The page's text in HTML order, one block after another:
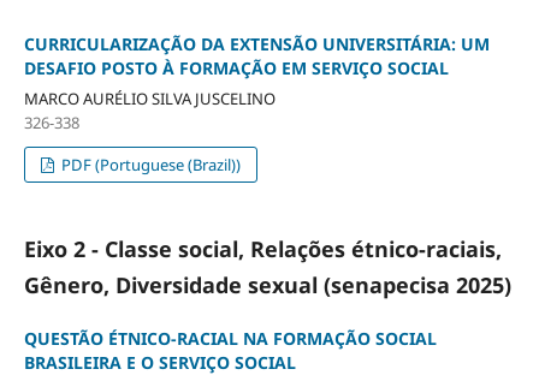
CURRICULARIZAÇÃO DA EXTENSÃO UNIVERSITÁRIA: UM
DESAFIO POSTO À FORMAÇÃO EM SERVIÇO SOCIAL
MARCO AURÉLIO SILVA JUSCELINO
326-338
PDF (Portuguese (Brazil))
Eixo 2 - Classe social, Relações étnico-raciais,
Gênero, Diversidade sexual (senapecisa 2025)
QUESTÃO ÉTNICO-RACIAL NA FORMAÇÃO SOCIAL
BRASILEIRA E O SERVIÇO SOCIAL